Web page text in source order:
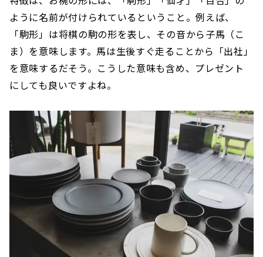
ように名前が付けられているということ。例えば、
「駒形」は将棋の駒の形を表し、その音から子馬（こ
ま）を意味します。馬は生後すぐ走ることから「出社」
を意味するだそう。こうした意味も含め、プレゼント
にしても良いですよね。